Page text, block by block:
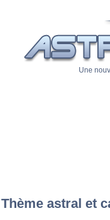
Une
Thème astral et